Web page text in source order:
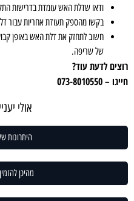
ודאו שדלת האש עומדת בדרישות
בקשו מהספק תעודת אחריות עבור
חשוב לתחזק את דלת האש באופן
של שריפה.
רוצים לדעת עוד?
חייגו – 073-8010550
אולי
היתרונות
מהיכן